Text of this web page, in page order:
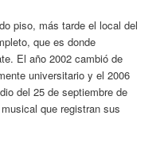
piso, más tarde el local del
que es donde
El año 2002 cambió de
universitario y el 2006
del 25 de septiembre de
que registran sus